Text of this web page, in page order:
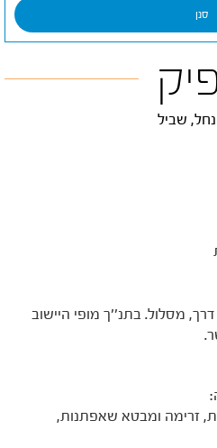
שביל
מסלול. בתנ''ך מופי היישוב
זרימה ומבטא שאפתנות,